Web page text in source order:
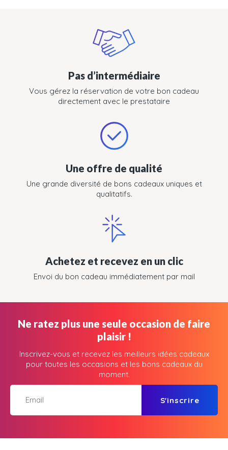
Pas d’intermédiaire
Vous gérez la réservation de votre bon cadeau
directement avec le prestataire
Une offre de qualité
Une grande diversité de bons cadeaux uniques et
qualitatifs.
Achetez et recevez en un clic
Envoi du bon cadeau immédiatement par mail
Ne ratez plus une seule occasion de faire
plaisir !
Inscrivez-vous et recevez les meilleurs idées cadeaux
pour toutes les occasions et les bons cadeaux du
moment.
S'inscrire